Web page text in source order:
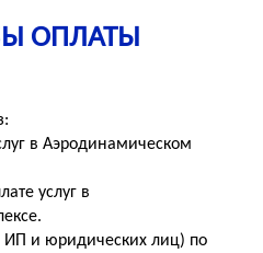
ОПЛАТЫ
в Аэродинамическом
услуг в
ИП и юридических лиц) по